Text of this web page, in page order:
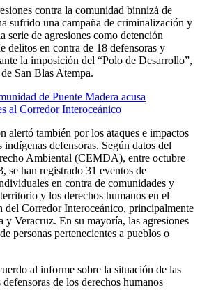
contra la comunidad binnizá de
sufrido una campaña de criminalización y
serie de agresiones como detención
delitos en contra de 18 defensoras y
la imposición del “Polo de Desarrollo”,
San Blas Atempa.
de Puente Madera acusa
al Corredor Interoceánico
alertó también por los ataques e impactos
defensoras. Según datos del
Ambiental (CEMDA), entre octubre
se han registrado 31 eventos de
en contra de comunidades y
y los derechos humanos en el
del Corredor Interoceánico, principalmente
y Veracruz. En su mayoría, las agresiones
personas pertenecientes a pueblos o
al informe sobre la situación de las
de los derechos humanos